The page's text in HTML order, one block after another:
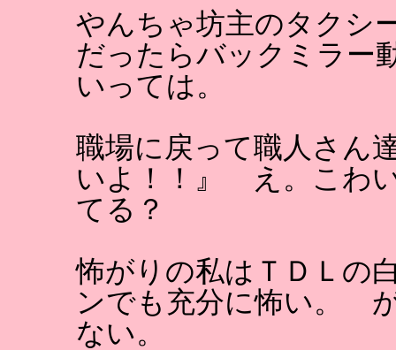
やんちゃ坊主のタクシ
だったらバックミラー
いっては。
職場に戻って職人さん
いよ！！』 え。こわ
てる？
怖がりの私はＴＤＬの
ンでも充分に怖い。
ない。